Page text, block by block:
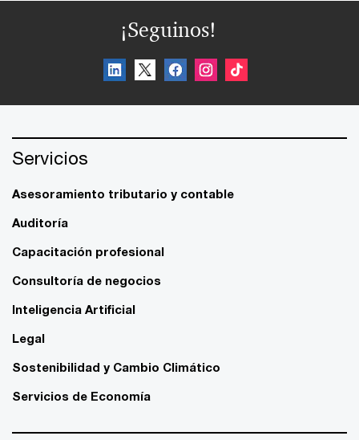
¡Seguinos!
Servicios
Asesoramiento tributario y contable
Auditoría
Capacitación profesional
Consultoría de negocios
Inteligencia Artificial
Legal
Sostenibilidad y Cambio Climático
Servicios de Economía